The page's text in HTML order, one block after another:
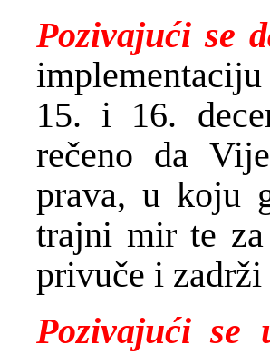
Pozivajući se
15. i 16.
rečeno da
prava, u koju
trajni mir te za
privuče i zadrži
Pozivajući se